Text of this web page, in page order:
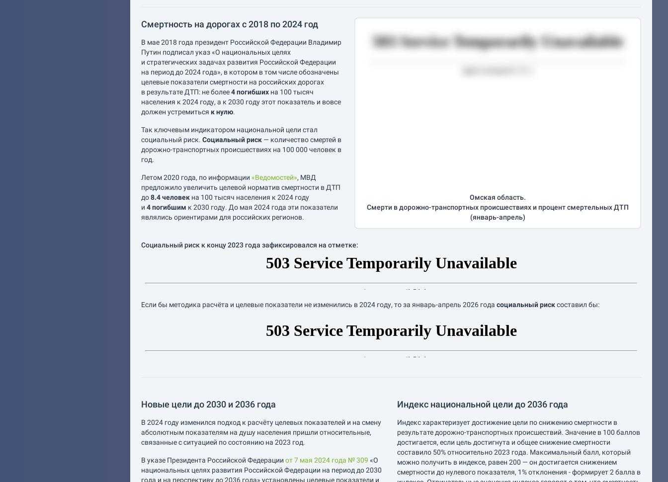
Смертность на дорогах с 2018 по 2024 год
В мае 2018 года президент Российской Федерации Владимир
Путин подписал указ «О национальных целях
и стратегических задачах развития Российской Федерации
на период до 2024 года», в котором в том числе обозначены
целевые показатели смертности на российских дорогах
в результате ДТП: не более4 погибших на 100 тысяч
населения к 2024 году, а к 2030 году этот показатель и вовсе
должен устремиться к нулю.
Так ключевым индикатором национальной цели стал
социальный риск. Социальный риск — количество смертей в
дорожно-транспортных происшествиях на 100 000 человек в
год.
Летом 2020 года, по информации «Ведомостей», МВД
предложило увеличить целевой норматив смертности в ДТП
до8.4 человек на 100 тысяч населения к 2024 году
и 4 погибшим к 2030 году. До мая 2024 года эти показатели
являлись ориентирами для российских регионов.
Омская область.
Смерти в дорожно-транспортных происшествиях и процент смертельных ДТП
(январь-апрель)
Социальный риск к концу 2023 года зафиксировался на отметке:
Если бы методика расчёта и целевые показатели не изменились в 2024 году, то за январь-апрель 2026 года социальный рисксоставил бы:
Новые цели до 2030 и 2036 года
В 2024 году изменился подход к расчёту целевых показателей и на смену
абсолютным показателям на душу населения пришли относительные,
связанные с ситуацией по состоянию на 2023 год.
В указе Президента Российской Федерации от 7 мая 2024 года № 309 «О
национальных целях развития Российской Федерации на период до 2030
года и на перспективу до 2036 года» установлены целевые показатели и
Индекс национальной цели до 2036 года
Индекс характеризует достижение цели по снижению смертности в
результате дорожно-транспортных происшествий. Значение в 100 баллов
достигается, если цель достигнута и общее снижение смертности
составило 50% относительно 2023 года. Максимальный балл, который
можно получить в индексе, равен 200 — он достигается снижением
смертности до нулевого показателя, 1% отклонения - формирует 2 балла в